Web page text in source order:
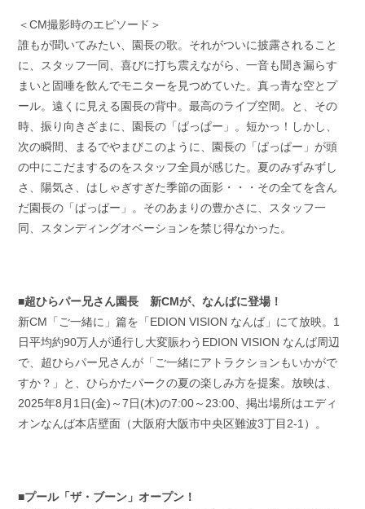
＜CM撮影時のエピソード＞
誰もが聞いてみたい、園長の歌。それがついに披露されること
に、スタッフ一同、喜びに打ち震えながら、一音も聞き漏らす
まいと固唾を飲んでモニターを見つめていた。真っ青な空とプ
ール。遠くに見える園長の背中。最高のライブ空間。と、その
時、振り向きざまに、園長の「ぱっぱー」。短かっ！しかし、
次の瞬間、まるでやまびこのように、園長の「ぱっぱー」が頭
の中にこだまするのをスタッフ全員が感じた。夏のみずみずし
さ、陽気さ、はしゃぎすぎた季節の面影・・・その全てを含ん
だ園長の「ぱっぱー」。そのあまりの豊かさに、スタッフ一
同、スタンディングオベーションを禁じ得なかった。
■超ひらパー兄さん園長 新CMが、なんばに登場！
新CM「ご一緒に」篇を「EDION VISION なんば」にて放映。1
日平均約90万人が通行し大変賑わうEDION VISION なんば周辺
で、超ひらパー兄さんが「ご一緒にアトラクションもいかがで
すか？」と、ひらかたパークの夏の楽しみ方を提案。放映は、
2025年8月1日(金)～7日(木)の7:00～23:00、掲出場所はエディ
オンなんば本店壁面（大阪府大阪市中央区難波3丁目2-1）。
■プール「ザ・ブーン」オープン！